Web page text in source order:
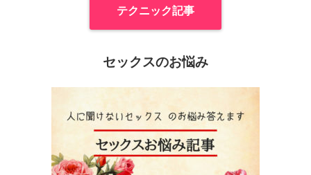
テクニック記事
セックスのお悩み